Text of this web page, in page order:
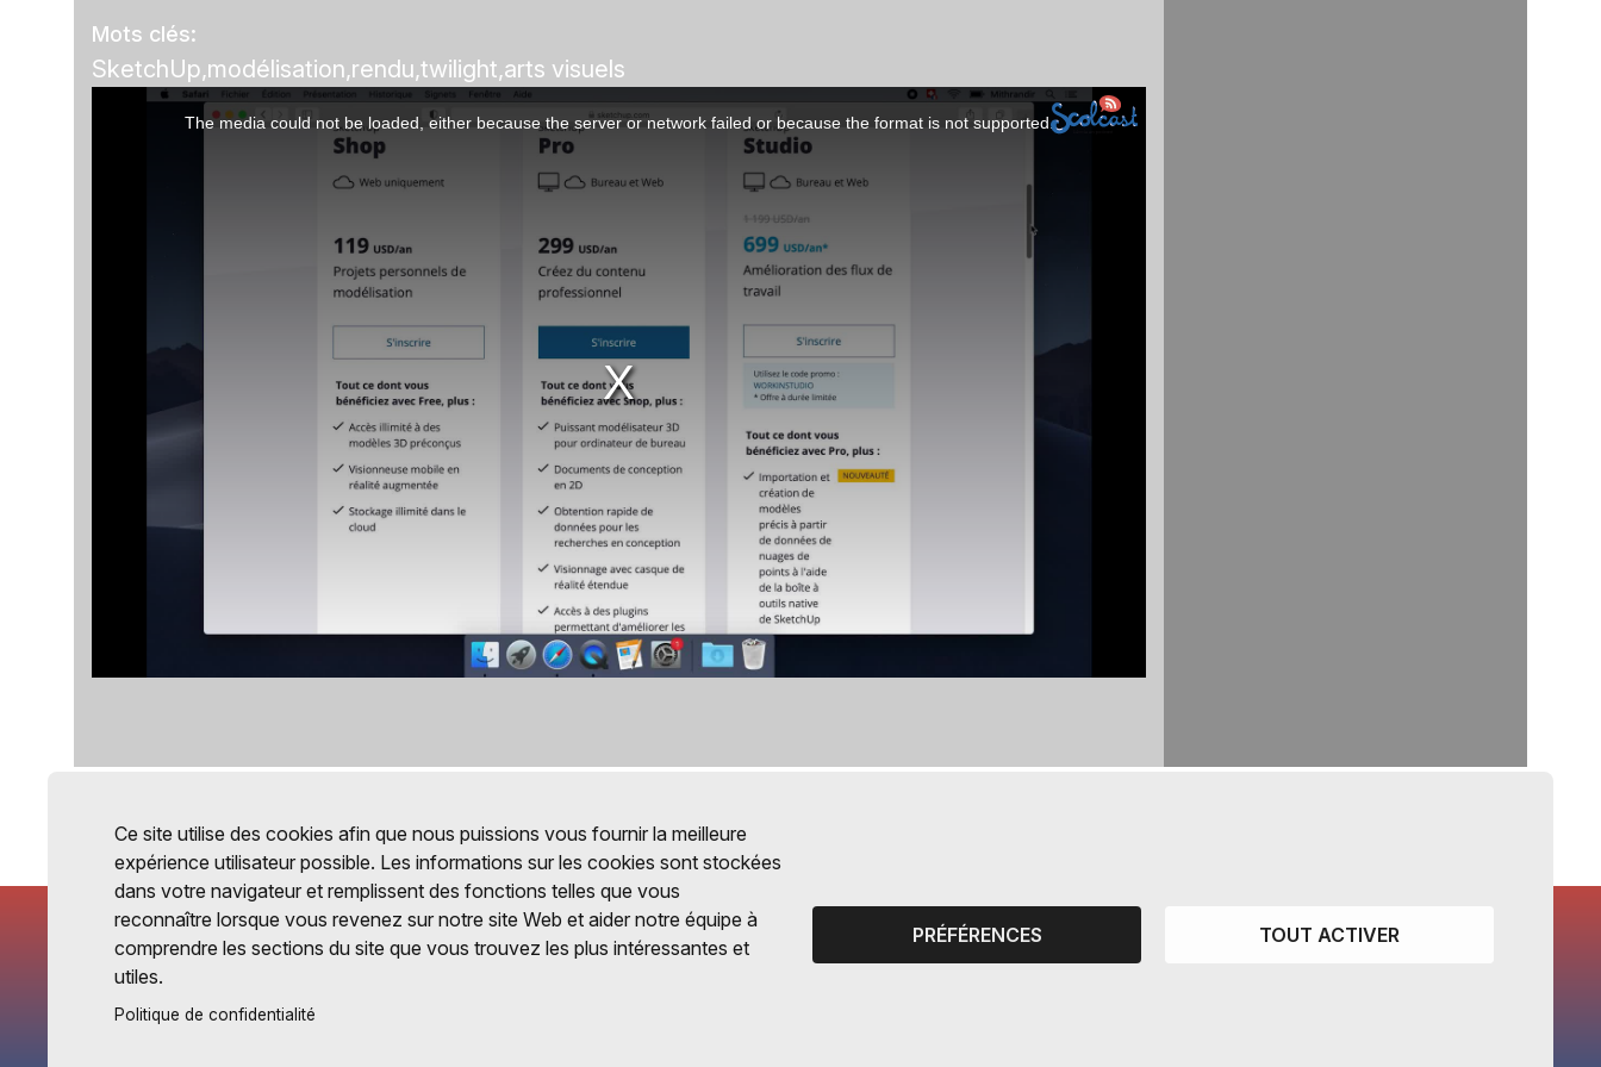
Mots clés:
SketchUp modélisation rendu twilight arts visuels
The media could not be loaded, either because the server or network failed or because the format is not supported.
Ce site utilise des cookies afin que nous puissions vous fournir la meilleure
expérience utilisateur possible. Les informations sur les cookies sont stockées
dans votre navigateur et remplissent des fonctions telles que vous
reconnaître lorsque vous revenez sur notre site Web et aider notre équipe à
comprendre les sections du site que vous trouvez les plus intéressantes et
utiles.
Politique de confidentialité
PRÉFÉRENCES TOUT ACTIVER